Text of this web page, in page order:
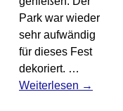
,Ereignisse,Familie
4
Park war wieder
sehr aufwändig
für dieses Fest
dekoriert. …
Weiterlesen →